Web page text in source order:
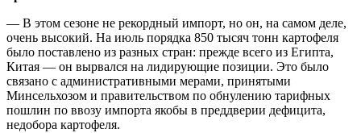
— В этом сезоне не рекордный импорт, но он, на самом деле,
очень высокий. На июль порядка 850 тысяч тонн картофеля
было поставлено из разных стран: прежде всего из Египта,
Китая — он вырвался на лидирующие позиции. Это было
связано с административными мерами, принятыми
Минсельхозом и правительством по обнулению тарифных
пошлин по ввозу импорта якобы в преддверии дефицита,
недобора картофеля.